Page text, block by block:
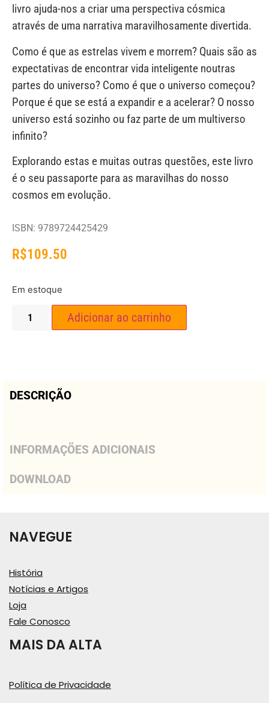
livro ajuda-nos a criar uma perspectiva cósmica
através de uma narrativa maravilhosamente divertida.
Como é que as estrelas vivem e morrem? Quais são as
expectativas de encontrar vida inteligente noutras
partes do universo? Como é que o universo começou?
Porque é que se está a expandir e a acelerar? O nosso
universo está sozinho ou faz parte de um multiverso
infinito?
Explorando estas e muitas outras questões, este livro
é o seu passaporte para as maravilhas do nosso
cosmos em evolução.
ISBN: 9789724425429
R$109.50
Em estoque
Adicionar ao carrinho
DESCRIÇÃO
INFORMAÇÕES ADICIONAIS
DOWNLOAD
NAVEGUE
História
Notícias e Artigos
Loja
Fale Conosco
MAIS DA ALTA
Política de Privacidade